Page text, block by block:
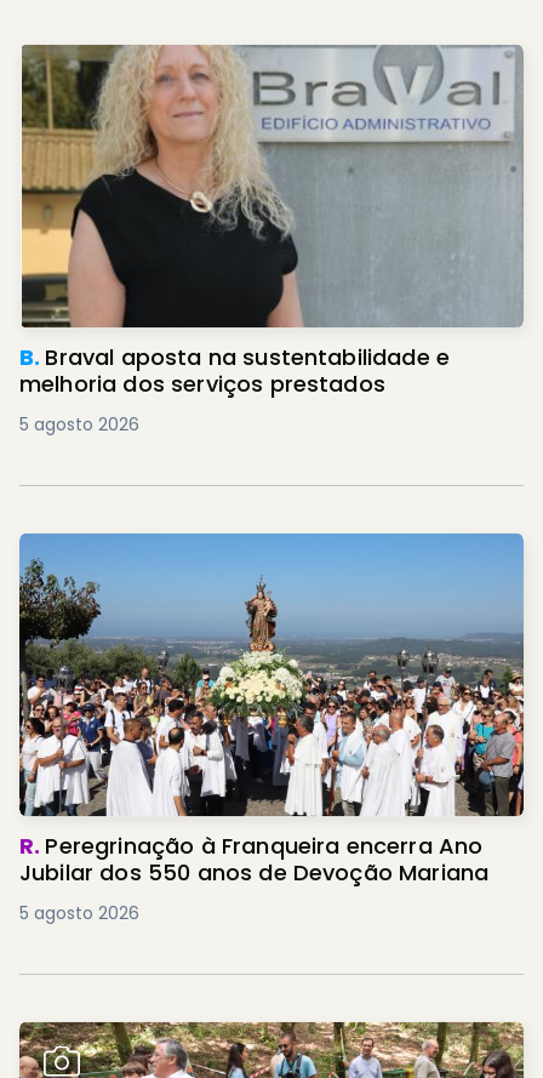
B. Braval aposta na sustentabilidade e
melhoria dos serviços prestados
5 agosto 2026
R. Peregrinação à Franqueira encerra Ano
Jubilar dos 550 anos de Devoção Mariana
5 agosto 2026